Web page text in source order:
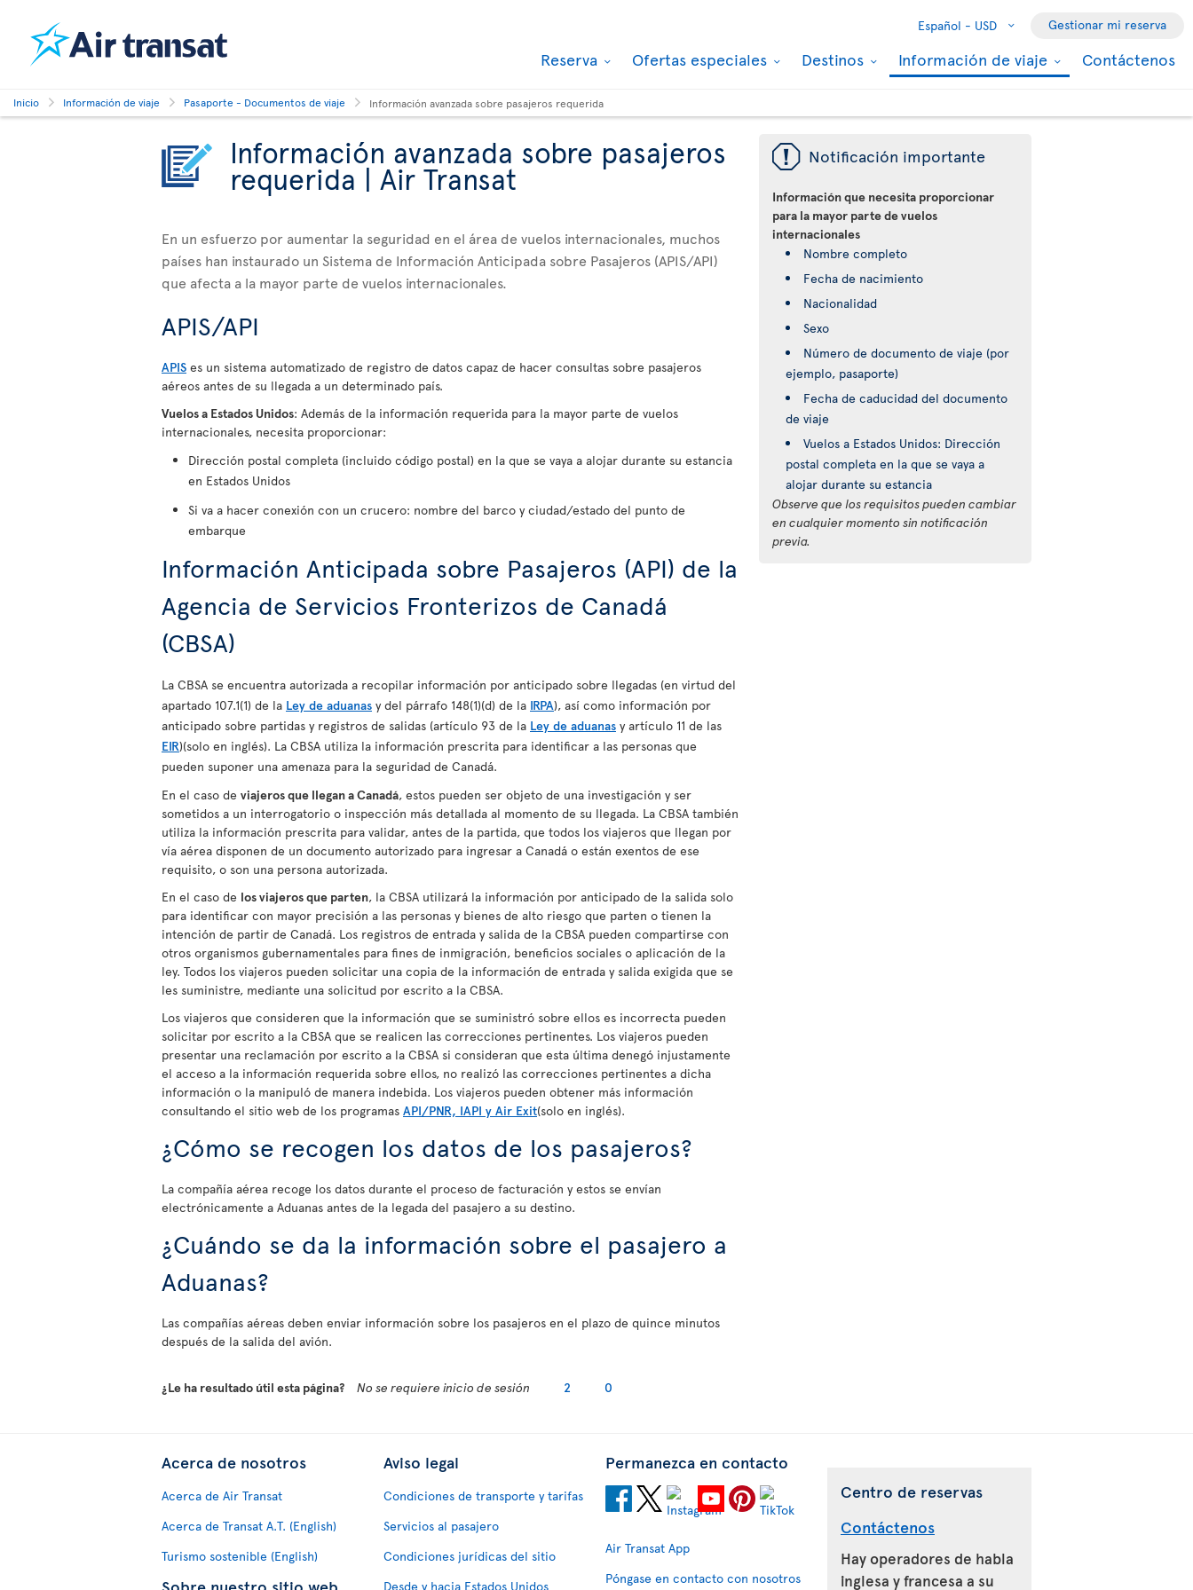
Español - USD Gestionar mi reserva
Reserva Ofertas especiales Destinos Información de viaje Contáctenos
Inicio Información de viaje Pasaporte - Documentos de viaje Información avanzada sobre pasajeros requerida
Información avanzada sobre pasajeros
requerida | Air Transat
En un esfuerzo por aumentar la seguridad en el área de vuelos internacionales, muchos
países han instaurado un Sistema de Información Anticipada sobre Pasajeros (APIS/API)
que afecta a la mayor parte de vuelos internacionales.
APIS/API
APIS es un sistema automatizado de registro de datos capaz de hacer consultas sobre pasajeros
aéreos antes de su llegada a un determinado país.
Vuelos a Estados Unidos: Además de la información requerida para la mayor parte de vuelos
internacionales, necesita proporcionar:
Dirección postal completa (incluido código postal) en la que se vaya a alojar durante su estancia
en Estados Unidos
Si va a hacer conexión con un crucero: nombre del barco y ciudad/estado del punto de
embarque
Información Anticipada sobre Pasajeros (API) de la
Agencia de Servicios Fronterizos de Canadá
(CBSA)
La CBSA se encuentra autorizada a recopilar información por anticipado sobre llegadas (en virtud del
apartado 107.1(1) de la Ley de aduanas y del párrafo 148(1)(d) de la IRPA), así como información por
anticipado sobre partidas y registros de salidas (artículo 93 de la Ley de aduanas y artículo 11 de las
EIR)(solo en inglés). La CBSA utiliza la información prescrita para identificar a las personas que
pueden suponer una amenaza para la seguridad de Canadá.
En el caso de viajeros que llegan a Canadá, estos pueden ser objeto de una investigación y ser
sometidos a un interrogatorio o inspección más detallada al momento de su llegada. La CBSA también
utiliza la información prescrita para validar, antes de la partida, que todos los viajeros que llegan por
vía aérea disponen de un documento autorizado para ingresar a Canadá o están exentos de ese
requisito, o son una persona autorizada.
En el caso de los viajeros que parten, la CBSA utilizará la información por anticipado de la salida solo
para identificar con mayor precisión a las personas y bienes de alto riesgo que parten o tienen la
intención de partir de Canadá. Los registros de entrada y salida de la CBSA pueden compartirse con
otros organismos gubernamentales para fines de inmigración, beneficios sociales o aplicación de la
ley. Todos los viajeros pueden solicitar una copia de la información de entrada y salida exigida que se
les suministre, mediante una solicitud por escrito a la CBSA.
Los viajeros que consideren que la información que se suministró sobre ellos es incorrecta pueden
solicitar por escrito a la CBSA que se realicen las correcciones pertinentes. Los viajeros pueden
presentar una reclamación por escrito a la CBSA si consideran que esta última denegó injustamente
el acceso a la información requerida sobre ellos, no realizó las correcciones pertinentes a dicha
información o la manipuló de manera indebida. Los viajeros pueden obtener más información
consultando el sitio web de los programas API/PNR, IAPI y Air Exit(solo en inglés).
¿Cómo se recogen los datos de los pasajeros?
La compañía aérea recoge los datos durante el proceso de facturación y estos se envían
electrónicamente a Aduanas antes de la legada del pasajero a su destino.
¿Cuándo se da la información sobre el pasajero a
Aduanas?
Las compañías aéreas deben enviar información sobre los pasajeros en el plazo de quince minutos
después de la salida del avión.
ü Notificación importante
Información que necesita proporcionar
para la mayor parte de vuelos
internacionales
Nombre completo
Fecha de nacimiento
Nacionalidad
Sexo
Número de documento de viaje (por
ejemplo, pasaporte)
Fecha de caducidad del documento
de viaje
Vuelos a Estados Unidos: Dirección
postal completa en la que se vaya a
alojar durante su estancia
Observe que los requisitos pueden cambiar
en cualquier momento sin notificación
previa.
¿Le ha resultado útil esta página? No se requiere inicio de sesión 2 0
Acerca de nosotros
Acerca de Air Transat
Acerca de Transat A.T. (English)
Turismo sostenible (English)
Aviso legal
Condiciones de transporte y tarifas
Servicios al pasajero
Condiciones jurídicas del sitio
Desde y hacia Estados Unidos
Permanezca en contacto
Air Transat App
Póngase en contacto con nosotros
Centro de reservas
Contáctenos
Hay operadores de habla
inglesa y francesa a su